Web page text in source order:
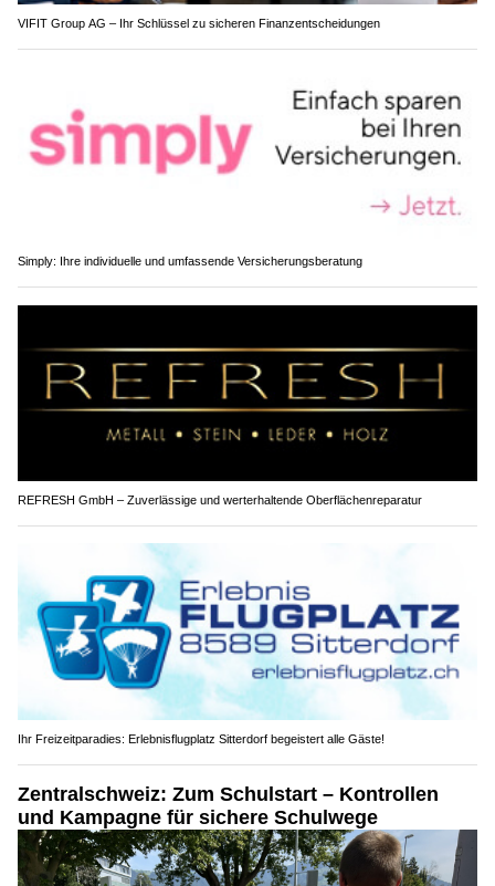
VIFIT Group AG – Ihr Schlüssel zu sicheren Finanzentscheidungen
Simply: Ihre individuelle und umfassende Versicherungsberatung
REFRESH GmbH – Zuverlässige und werterhaltende Oberflächenreparatur
Ihr Freizeitparadies: Erlebnisflugplatz Sitterdorf begeistert alle Gäste!
Zentralschweiz: Zum Schulstart – Kontrollen
und Kampagne für sichere Schulwege